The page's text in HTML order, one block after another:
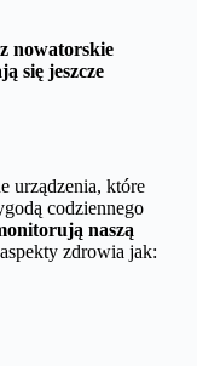
nowatorskie
się jeszcze
urządzenia, które
codziennego
naszą
zdrowia jak: